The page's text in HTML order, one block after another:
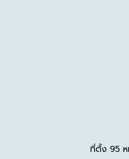
ที่ตั้ง 95 ห